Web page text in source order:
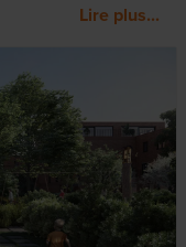
Lire plus...